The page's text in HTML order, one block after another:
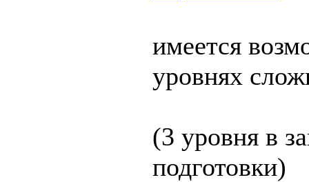
имеется
уровнях
(3 уровня в
подготовки)